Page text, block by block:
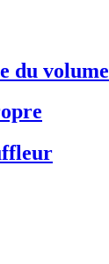
du volume